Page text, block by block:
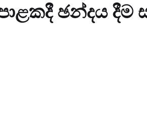
ඡන්දය දීම